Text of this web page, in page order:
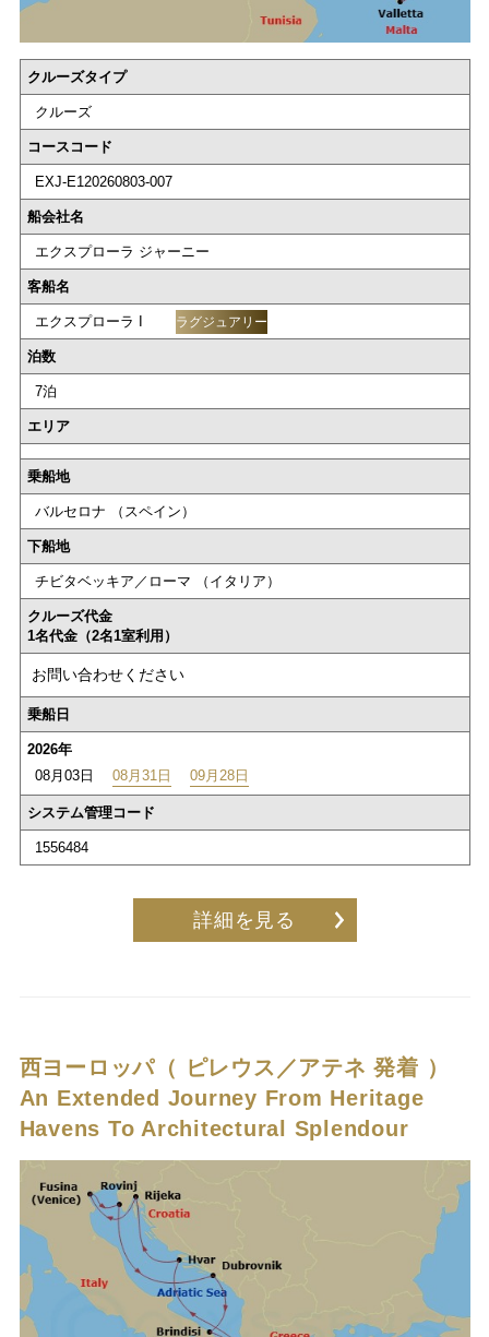
クルーズタイプ
クルーズ
コースコード
EXJ-E120260803-007
船会社名
エクスプローラ ジャーニー
客船名
エクスプローラ I ラグジュアリー
泊数
7泊
エリア
乗船地
バルセロナ （スペイン）
下船地
チビタベッキア／ローマ （イタリア）
クルーズ代金
1名代金（2名1室利用）
お問い合わせください
乗船日
2026年
08月03日
08月31日 09月28日
システム管理コード
1556484
詳細を見る
西ヨーロッパ（ ピレウス／アテネ 発着 ）
An Extended Journey From Heritage
Havens To Architectural Splendour